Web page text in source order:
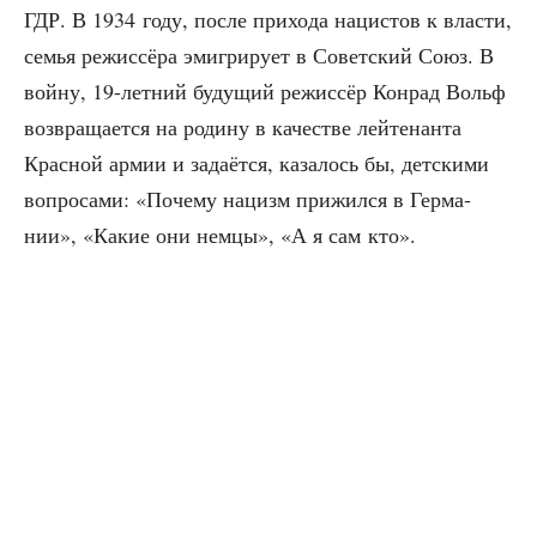
ГДР. В 1934 году, после при­хо­да наци­стов к вла­сти,
семья режис­сё­ра эми­гри­ру­ет в Совет­ский Союз. В
вой­ну, 19-лет­ний буду­щий режис­сёр Конрад Вольф
воз­вра­ща­ет­ся на роди­ну в каче­стве лей­те­нан­та
Крас­ной армии и зада­ёт­ся, каза­лось бы, дет­ски­ми
вопро­са­ми: «Поче­му нацизм при­жил­ся в Гер­ма­
нии», «Какие они нем­цы», «А я сам кто».